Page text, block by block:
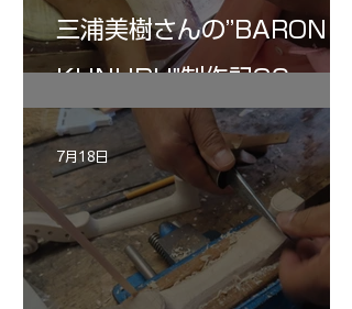
三浦美樹さんの”BARON・
KUNUPU"制作記30
7月18日